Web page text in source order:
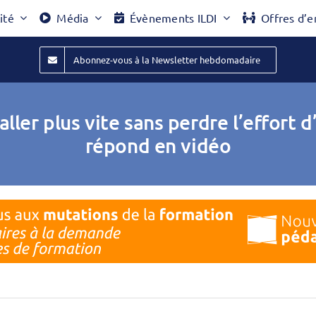
Média Évènements ILDI Offres
Abonnez-vous à la Newsletter hebdomadaire
plus vite sans perdre l’effort
répond en vidéo